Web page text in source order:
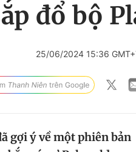
đổ bộ
25/06/2024 15:36
gợi ý về một phiên bản